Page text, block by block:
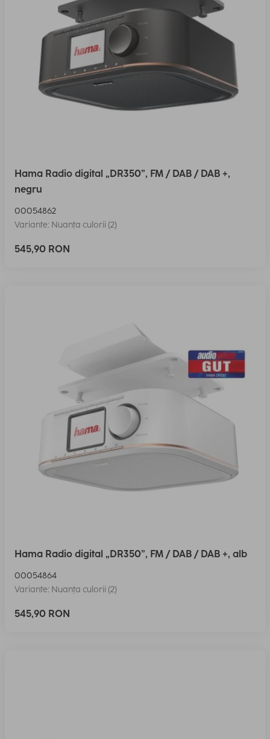
Hama Radio digital „DR350”, FM / DAB / DAB +,
negru
00054862
Variante: Nuanța culorii (2)
545,90 RON
Hama Radio digital „DR350”, FM / DAB / DAB +, alb
00054864
Variante: Nuanța culorii (2)
545,90 RON